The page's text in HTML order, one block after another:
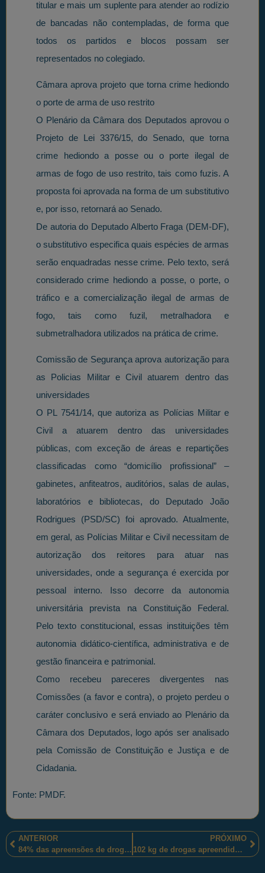
titular e mais um suplente para atender ao rodízio
de bancadas não contempladas, de forma que
todos os partidos e blocos possam ser
representados no colegiado.
Câmara aprova projeto que torna crime hediondo
o porte de arma de uso restrito
O Plenário da Câmara dos Deputados aprovou o
Projeto de Lei 3376/15, do Senado, que torna
crime hediondo a posse ou o porte ilegal de
armas de fogo de uso restrito, tais como fuzis. A
proposta foi aprovada na forma de um substitutivo
e, por isso, retornará ao Senado.
De autoria do Deputado Alberto Fraga (DEM-DF),
o substitutivo especifica quais espécies de armas
serão enquadradas nesse crime. Pelo texto, será
considerado crime hediondo a posse, o porte, o
tráfico e a comercialização ilegal de armas de
fogo, tais como fuzil, metralhadora e
submetralhadora utilizados na prática de crime.
Comissão de Segurança aprova autorização para
as Policias Militar e Civil atuarem dentro das
universidades
O PL 7541/14, que autoriza as Polícias Militar e
Civil a atuarem dentro das universidades
públicas, com exceção de áreas e repartições
classificadas como “domicílio profissional” –
gabinetes, anfiteatros, auditórios, salas de aulas,
laboratórios e bibliotecas, do Deputado João
Rodrigues (PSD/SC) foi aprovado. Atualmente,
em geral, as Polícias Militar e Civil necessitam de
autorização dos reitores para atuar nas
universidades, onde a segurança é exercida por
pessoal interno. Isso decorre da autonomia
universitária prevista na Constituição Federal.
Pelo texto constitucional, essas instituições têm
autonomia didático-científica, administrativa e de
gestão financeira e patrimonial.
Como recebeu pareceres divergentes nas
Comissões (a favor e contra), o projeto perdeu o
caráter conclusivo e será enviado ao Plenário da
Câmara dos Deputados, logo após ser analisado
pela Comissão de Constituição e Justiça e de
Cidadania.
Fonte: PMDF.
ANTERIOR
84% das apreensões de drogas realizadas pelos policiais militares cearense, no mês de julho, ocorreram na região do Cariri
PRÓXIMO
102 kg de drogas apreendidos e um homem e uma mulher presos pelos policiais militares sul-mato-grossenses em Iguatemi-MS